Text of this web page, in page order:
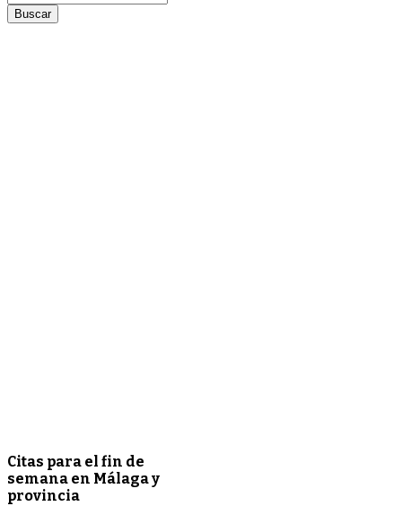
Citas para el fin de
semana en Málaga y
provincia